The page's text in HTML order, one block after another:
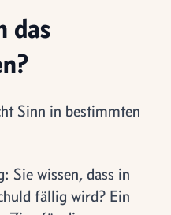
das
Sinn in bestimmten
Sie wissen, dass in
fällig wird? Ein